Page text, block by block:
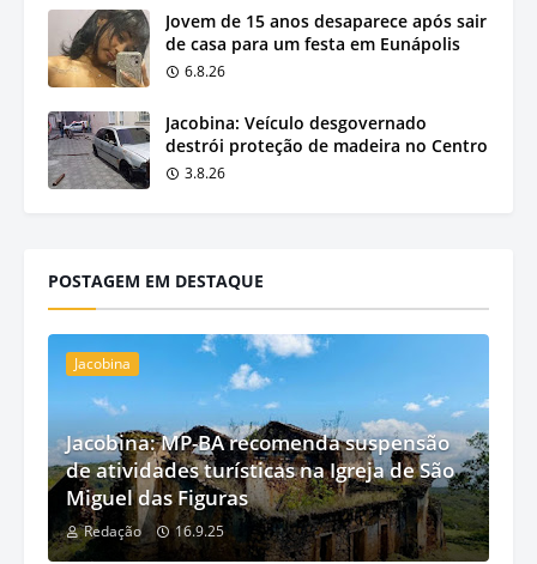
Jovem de 15 anos desaparece após sair
de casa para um festa em Eunápolis
6.8.26
Jacobina: Veículo desgovernado
destrói proteção de madeira no Centro
3.8.26
POSTAGEM EM DESTAQUE
Jacobina
Jacobina: MP-BA recomenda suspensão
de atividades turísticas na Igreja de São
Miguel das Figuras
Redação 16.9.25